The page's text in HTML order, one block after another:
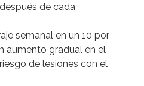
de cada
semanal en un 10 por
aumento gradual en el
de lesiones con el